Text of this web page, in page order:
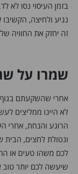
בזמן העיסוי נסו
נגיע ולחיצה,
זה יחזק את החוויה
שמרו על
אחרי שהשקעתם
לא היינו ממליצים
הרוגע והנחת, אחרי
ונטולת לחצים, הבית
לכם משהו טעים או
שיעשה לכם יותר